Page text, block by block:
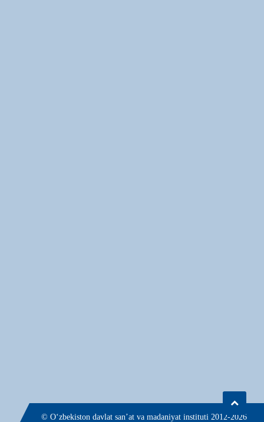
© О‘zbekiston davlat san’at va madaniyat instituti 2012-2026